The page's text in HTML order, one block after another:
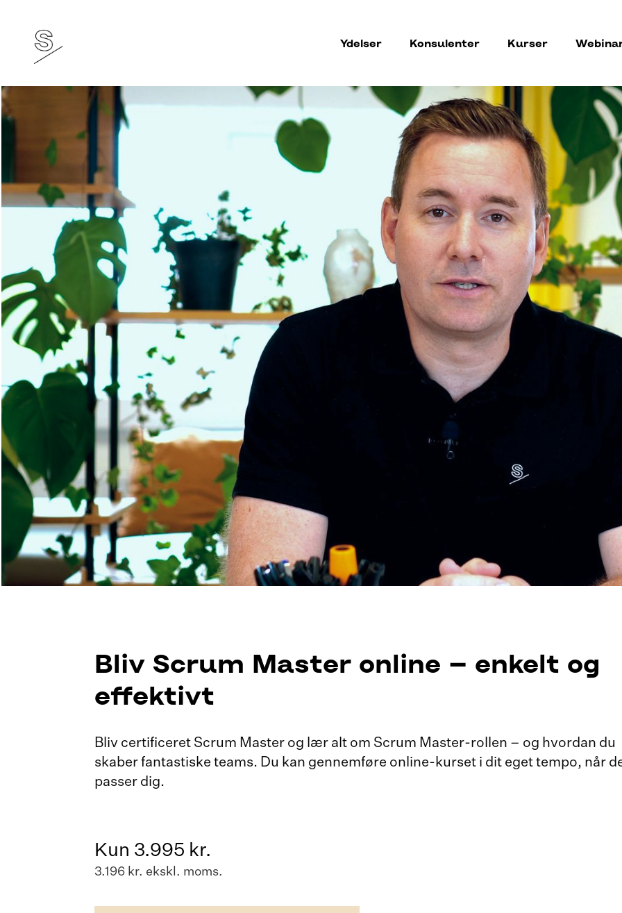
Ydelser Konsulenter Kurser
Bliv Scrum Master online – enkelt og
effektivt
Bliv certificeret Scrum Master og lær alt om Scrum Master-rollen – og hvordan du
skaber fantastiske teams. Du kan gennemføre online-kurset i dit eget tempo, når
passer dig.
Kun 3.995 kr.
3.196 kr. ekskl. moms.